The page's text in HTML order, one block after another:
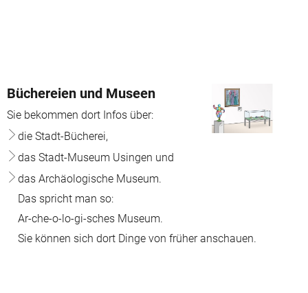
Büchereien und Museen
Sie bekommen dort Infos über:
die Stadt-Bücherei,
das Stadt-Museum Usingen und
das Archäologische Museum.
Das spricht man so:
Ar-che-o-lo-gi-sches Museum.
Sie können sich dort Dinge von früher anschauen.